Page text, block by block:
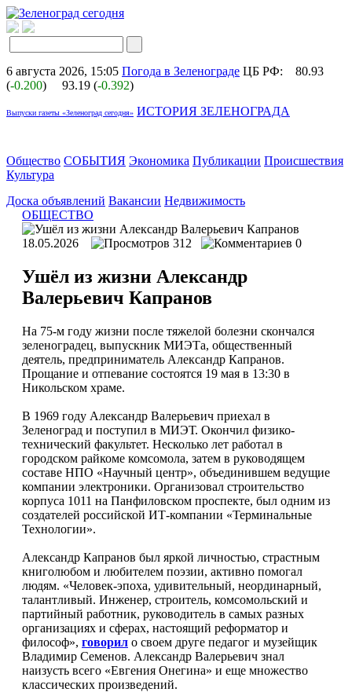
6 августа 2026, 15:05 Погода в Зеленограде ЦБ РФ:
80.93
(-0.200) 93.19 (-0.392)
Выпуски газеты «Зеленоград сегодня» ИСТОРИЯ ЗЕЛЕНОГРАДА
Общество СОБЫТИЯ Экономика Публикации Происшествия
Культура
Доска объявлений Вакансии Недвижимость
ОБЩЕСТВО
18.05.2026 312 0
Ушёл из жизни Александр
Валерьевич Капранов
На 75-м году жизни после тяжелой болезни скончался
зеленоградец, выпускник МИЭТа, общественный
деятель, предприниматель Александр Капранов.
Прощание и отпевание состоятся 19 мая в 13:30 в
Никольском храме.
В 1969 году Александр Валерьевич приехал в
Зеленоград и поступил в МИЭТ. Окончил физико-
технический факультет. Несколько лет работал в
городском райкоме комсомола, затем в руководящем
составе НПО «Научный центр», объединившем ведущие
компании электроники. Организовал строительство
корпуса 1011 на Панфиловском проспекте, был одним из
создателей российской ИТ-компании «Терминальные
Технологии».
Александр Капранов был яркой личностью, страстным
книголюбом и любителем поэзии, активно помогал
людям. «Человек-эпоха, удивительный, неординарный,
талантливый. Инженер, строитель, комсомольский и
партийный работник, руководитель в самых разных
организациях и сферах, настоящий реформатор и
философ», говорил о своем друге педагог и музейщик
Владимир Семенов. Александр Валерьевич знал
наизусть всего «Евгения Онегина» и еще множество
классических произведений.